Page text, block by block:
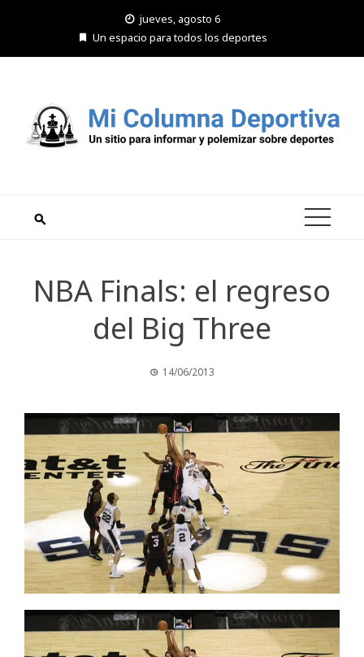
jueves, agosto 6
Un espacio para todos los deportes
NBA Finals: el regreso
del Big Three
14/06/2013